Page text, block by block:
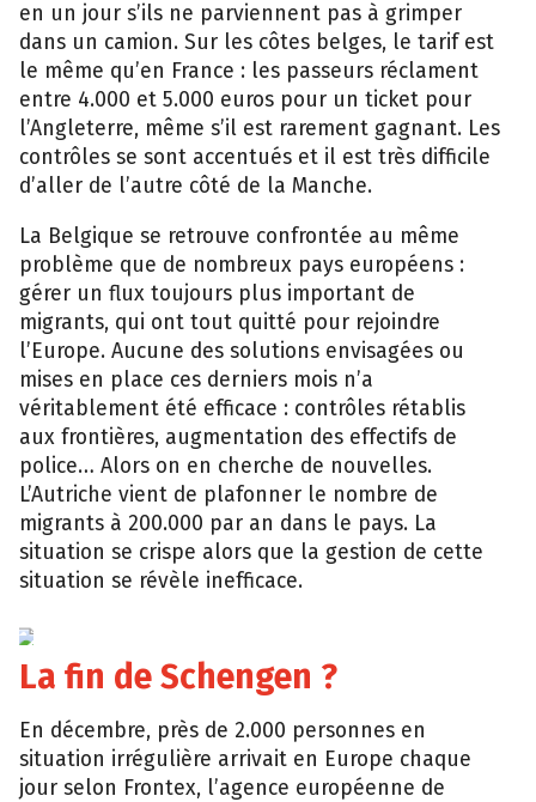
en un jour s’ils ne parviennent pas à grimper
dans un camion. Sur les côtes belges, le tarif est
le même qu’en France : les passeurs réclament
entre 4.000 et 5.000 euros pour un ticket pour
l’Angleterre, même s’il est rarement gagnant. Les
contrôles se sont accentués et il est très difficile
d’aller de l’autre côté de la Manche.
La Belgique se retrouve confrontée au même
problème que de nombreux pays européens :
gérer un flux toujours plus important de
migrants, qui ont tout quitté pour rejoindre
l’Europe. Aucune des solutions envisagées ou
mises en place ces derniers mois n’a
véritablement été efficace : contrôles rétablis
aux frontières, augmentation des effectifs de
police… Alors on en cherche de nouvelles.
L’Autriche vient de plafonner le nombre de
migrants à 200.000 par an dans le pays. La
situation se crispe alors que la gestion de cette
situation se révèle inefficace.
EPA
La fin de Schengen ?
En décembre, près de 2.000 personnes en
situation irrégulière arrivait en Europe chaque
jour selon Frontex, l’agence européenne de